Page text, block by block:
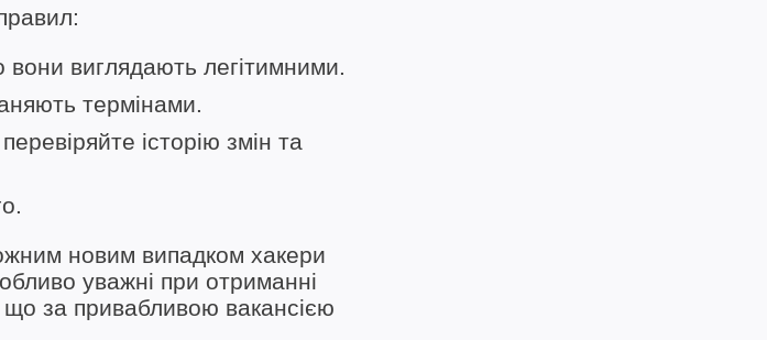
вони виглядають легітимними.
термінами.
історію змін та
новим випадком хакери
уважні при отриманні
за привабливою вакансією